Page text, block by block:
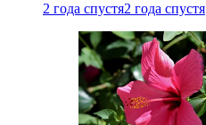
2 года спустя2 года спустя